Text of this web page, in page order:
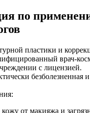
по
пластики и
врач-
с лицензией.
безболезненная
от макияжа и